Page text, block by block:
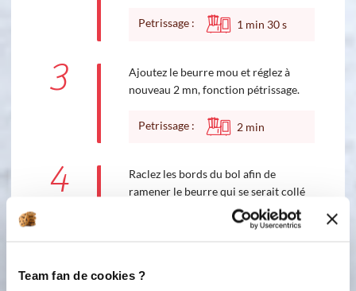
Team fan de cookies ?
Petrissage : 1 min 30s
3
Ajoutez le beurre mou et réglez à
nouveau 2 mn, fonction pétrissage.
Petrissage : 2 min
4
Raclez les bords du bol afin de
ramener le beurre qui se serait collé
sur les parois avec le reste de pâte.
Ajoutez 20 g de farine et pétrissez à
la pâte des parois.